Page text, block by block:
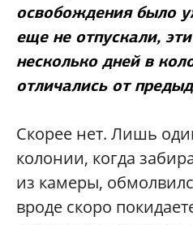
освобождения было
еще не отпускали,
несколько дней в
отличались от
Скорее нет. Лишь
колонии, когда
из камеры,
вроде скоро